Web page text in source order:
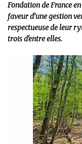
Fondation de France
faveur d’une gestion
respectueuse de leur
trois d'entre elles.